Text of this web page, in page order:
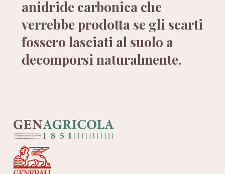
anidride carbonica che
verrebbe prodotta se gli scarti
fossero lasciati al suolo a
decomporsi naturalmente.